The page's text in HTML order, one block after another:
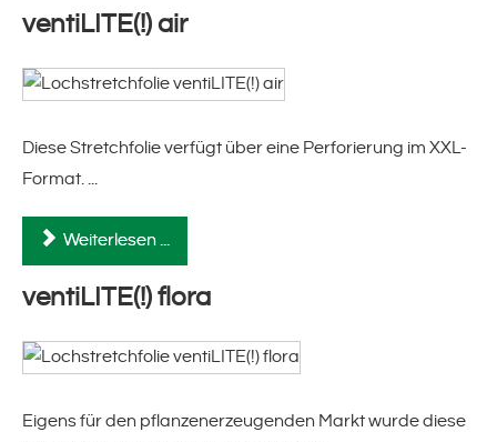
Schutz und sicheren Transport
proFOOD(!)-stretch
profit(!)-stretch
Verpackungsmaschinen
Lantech Stretchwickler
Atlanta Stretchwickler
ventiLITE(!) air
Diese Stretchfolie verfügt über eine Perforierung im XXL-
Format. ...
Weiterlesen ...
ventiLITE(!) flora
Eigens für den pflanzenerzeugenden Markt wurde diese